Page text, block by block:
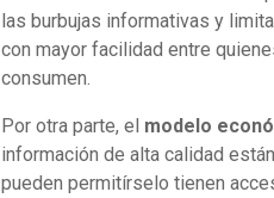
las burbujas informativas y
con mayor facilidad entre
consumen.
Por otra parte, el modelo
información de alta calidad
pueden permitírselo tienen